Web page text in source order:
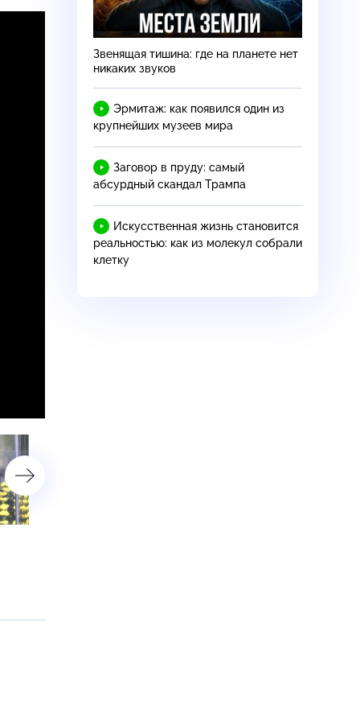
Звенящая тишина: где на планете нет
никаких звуков
Эрмитаж: как появился один из
крупнейших музеев мира
Заговор в пруду: самый
абсурдный скандал Трампа
Искусственная жизнь становится
реальностью: как из молекул собрали
клетку